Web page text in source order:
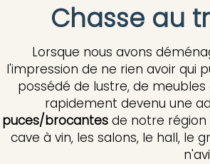
Chasse au
Lorsque nous avons
l'impression de ne rien avoir qui
possédé de lustre, de
rapidement devenu une
puces/brocantes de notre région
cave à vin, les salons, le hall, le